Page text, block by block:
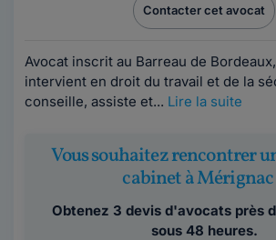
Contacter cet avocat
Avocat inscrit au Barreau de
intervient en droit du travail et de la
conseille, assiste et... Lire la suite
Vous souhaitez rencontrer
cabinet à Mérignac
Obtenez 3 devis d'avocats près
sous 48 heures.